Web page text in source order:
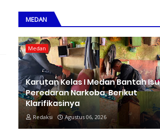
MEDAN
Medan
Karutan Kelas I Medan Bantah Isu
Peredaran Narkoba, Berikut
Klarifikasinya
Redaksi Agustus 06, 2026